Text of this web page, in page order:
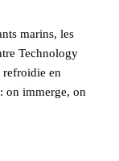
marins, les
Technology
refroidie en
on immerge, on